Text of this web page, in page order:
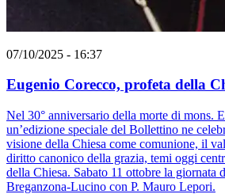
07/10/2025 - 16:37
Eugenio Corecco, profeta della
Nel 30° anniversario della morte di mons.
un’edizione speciale del Bollettino ne
visione della Chiesa come comunione, il
diritto canonico della grazia, temi oggi
della Chiesa. Sabato 11 ottobre la giornata
Breganzona-Lucino con P. Mauro Lepori.